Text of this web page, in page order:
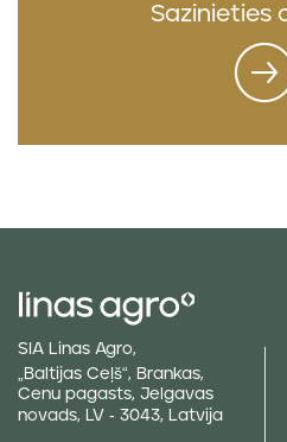
Sazinieties
SIA Linas Agro,
„Baltijas Ceļš“, Brankas,
Cenu pagasts, Jelgavas
novads, LV - 3043, Latvija